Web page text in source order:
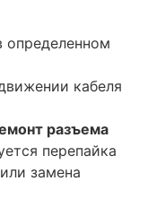
определенном
кабеля
разъема
перепайка
замена